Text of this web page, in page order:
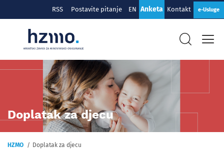
RSS Postavite pitanje EN Anketa Kontakt e-Usluge
Doplatak za djecu
HZMO Doplatak za djecu